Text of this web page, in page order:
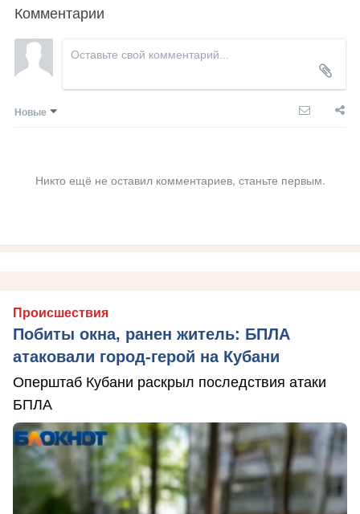
Комментарии
Новые
Никто ещё не оставил комментариев, станьте первым.
Происшествия
Побиты окна, ранен житель: БПЛА
атаковали город-герой на Кубани
Оперштаб Кубани раскрыл последствия атаки
БПЛА